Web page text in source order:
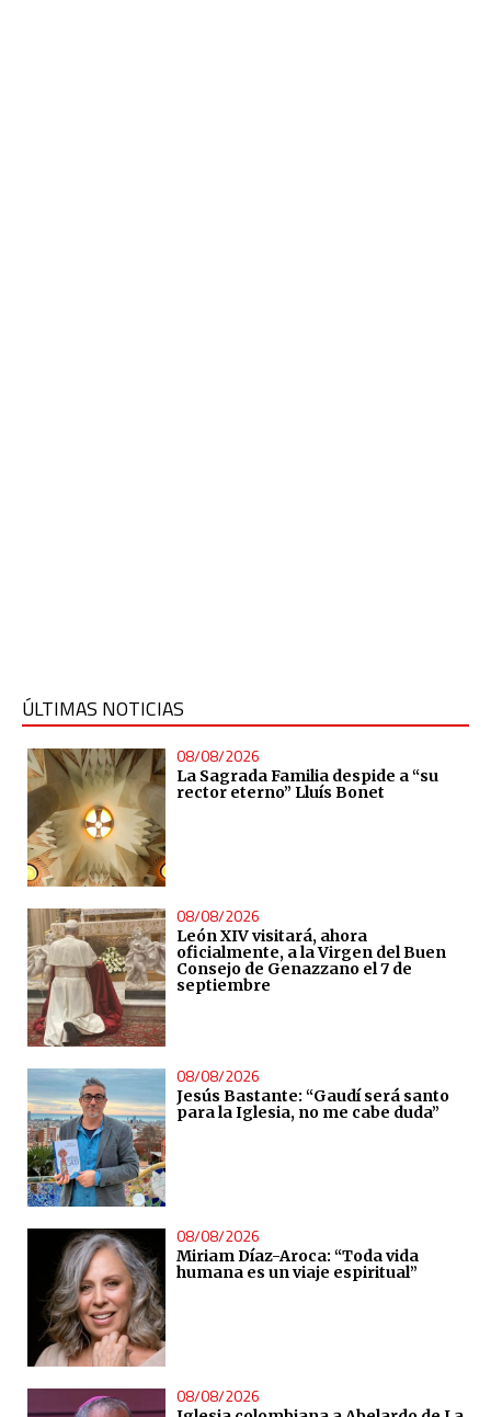
ÚLTIMAS NOTICIAS
08/08/2026
La Sagrada Familia despide a “su
rector eterno” Lluís Bonet
08/08/2026
León XIV visitará, ahora
oficialmente, a la Virgen del Buen
Consejo de Genazzano el 7 de
septiembre
08/08/2026
Jesús Bastante: “Gaudí será santo
para la Iglesia, no me cabe duda”
08/08/2026
Miriam Díaz-Aroca: “Toda vida
humana es un viaje espiritual”
08/08/2026